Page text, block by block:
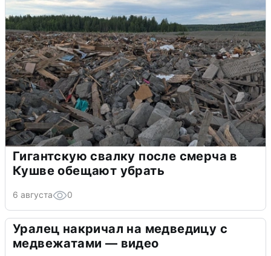
Гигантскую свалку после смерча в
Кушве обещают убрать
6 августа 0
Уралец накричал на медведицу с
медвежатами — видео